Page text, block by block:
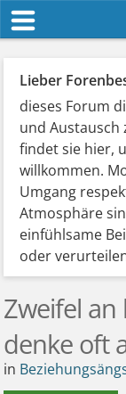
Lieber
dieses Forum
und Austausch
findet sie hier,
willkommen.
Umgang
Atmosphäre
einfühlsame
oder
Zweifel
denke oft
in